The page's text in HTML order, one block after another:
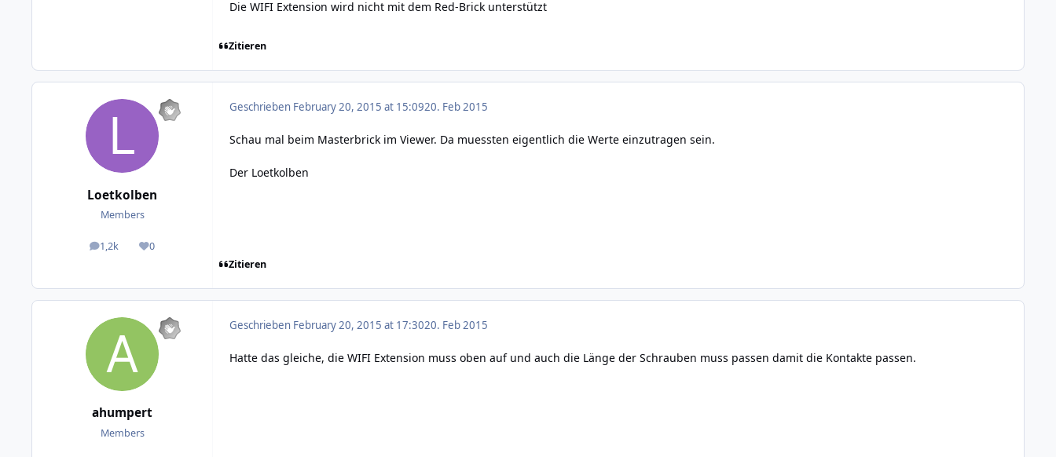
Die WIFI Extension wird nicht mit dem Red-Brick unterstützt
Zitieren
Loetkolben
Members
1,2k
posts 0
Reputation
Geschrieben February 20, 2015 at 15:0920. Feb 2015
Schau mal beim Masterbrick im Viewer. Da muessten eigentlich die Werte einzutragen sein.
Der Loetkolben
Zitieren
ahumpert
Members
Geschrieben February 20, 2015 at 17:3020. Feb 2015
Hatte das gleiche, die WIFI Extension muss oben auf und auch die Länge der Schrauben muss passen damit die Kontakte passen.